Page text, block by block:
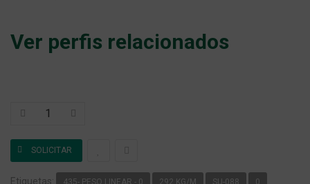
Ver perfis relacionados
Etiquetas: